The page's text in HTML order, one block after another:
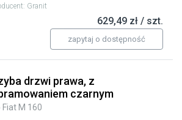
Granit
629,49 zł / szt.
zapytaj o dostępność
drzwi prawa, z
czarnym
Fiat M 160